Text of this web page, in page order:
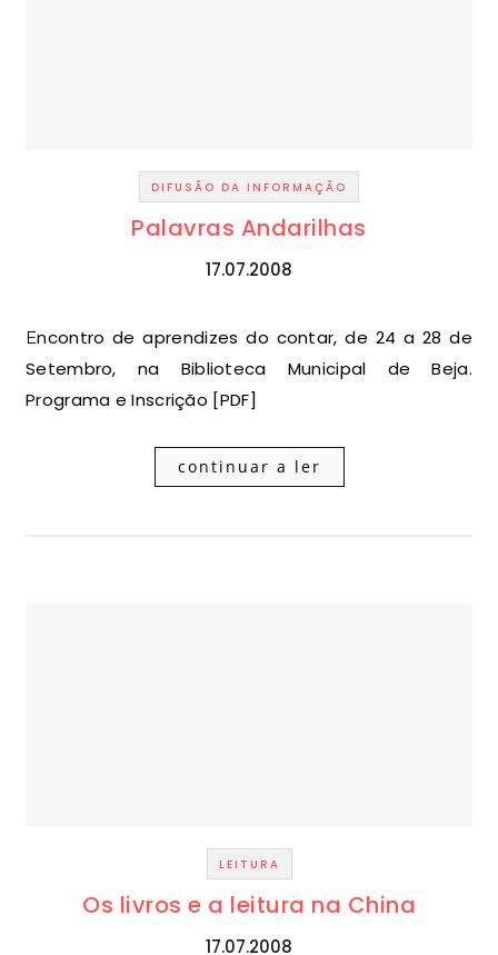
DIFUSÃO DA INFORMAÇÃO
Palavras Andarilhas
17.07.2008
Encontro de aprendizes do contar, de 24 a 28 de
Setembro, na Biblioteca Municipal de Beja.
Programa e Inscrição [PDF]
continuar a ler
LEITURA
Os livros e a leitura na China
17.07.2008